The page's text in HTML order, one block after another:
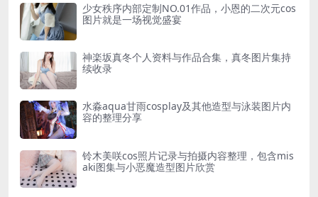
少女秩序内部定制NO.01作品，小恩的二次元cos
图片就是一场视觉盛宴
神楽坂真冬个人资料与作品合集，真冬图片集持
续收录
水淼aqua甘雨cosplay及其他造型与泳装图片内
容的整理分享
铃木美咲cos照片记录与拍摄内容整理，包含mis
aki图集与小恶魔造型图片欣赏